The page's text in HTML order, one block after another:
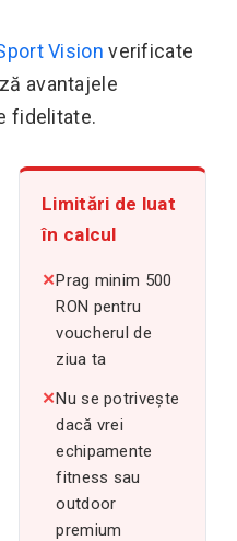
Vision verificate
avantajele
fidelitate.
Limitări de luat
în calcul
✕Prag minim 500
RON pentru
voucherul de
ziua ta
✕Nu se potrivește
dacă vrei
echipamente
fitness sau
outdoor
premium